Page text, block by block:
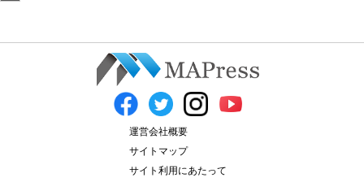
運営会社概要
サイトマップ
サイト利用にあたって